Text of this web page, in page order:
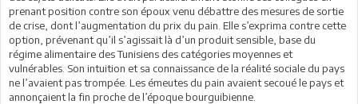
prenant position contre son époux venu débattre des mesures de sortie
de crise, dont l’augmentation du prix du pain. Elle s’exprima contre cette
option, prévenant qu’il s’agissait là d’un produit sensible, base du
régime alimentaire des Tunisiens des catégories moyennes et
vulnérables. Son intuition et sa connaissance de la réalité sociale du pays
ne l’avaient pas trompée. Les émeutes du pain avaient secoué le pays et
annonçaient la fin proche de l’époque bourguibienne.